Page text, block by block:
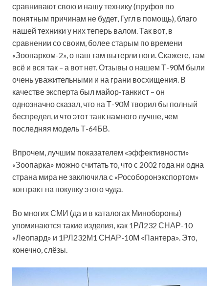
сравнивают свою и нашу технику (пруфов по
понятным причинам не будет, Гугл в помощь), благо
нашей техники у них теперь валом. Так вот, в
сравнении со своим, более старым по времени
«Зоопарком-2», о наш там вытерли ноги. Скажете, там
всё и вся так – а вот нет. Отзывы о нашем Т-90М были
очень уважительными и на грани восхищения. В
качестве эксперта был майор-танкист – он
однозначно сказал, что на Т-90М творил бы полный
беспредел, и что этот танк намного лучше, чем
последняя модель Т-64БВ.
Впрочем, лучшим показателем «эффективности»
«Зоопарка» можно считать то, что с 2002 года ни одна
страна мира не заключила с «Рособоронэкспортом»
контракт на покупку этого чуда.
Во многих СМИ (да и в каталогах Минобороны)
упоминаются такие изделия, как 1РЛ232 СНАР-10
«Леопард» и 1РЛ232М1 СНАР-10М «Пантера». Это,
конечно, слёзы.